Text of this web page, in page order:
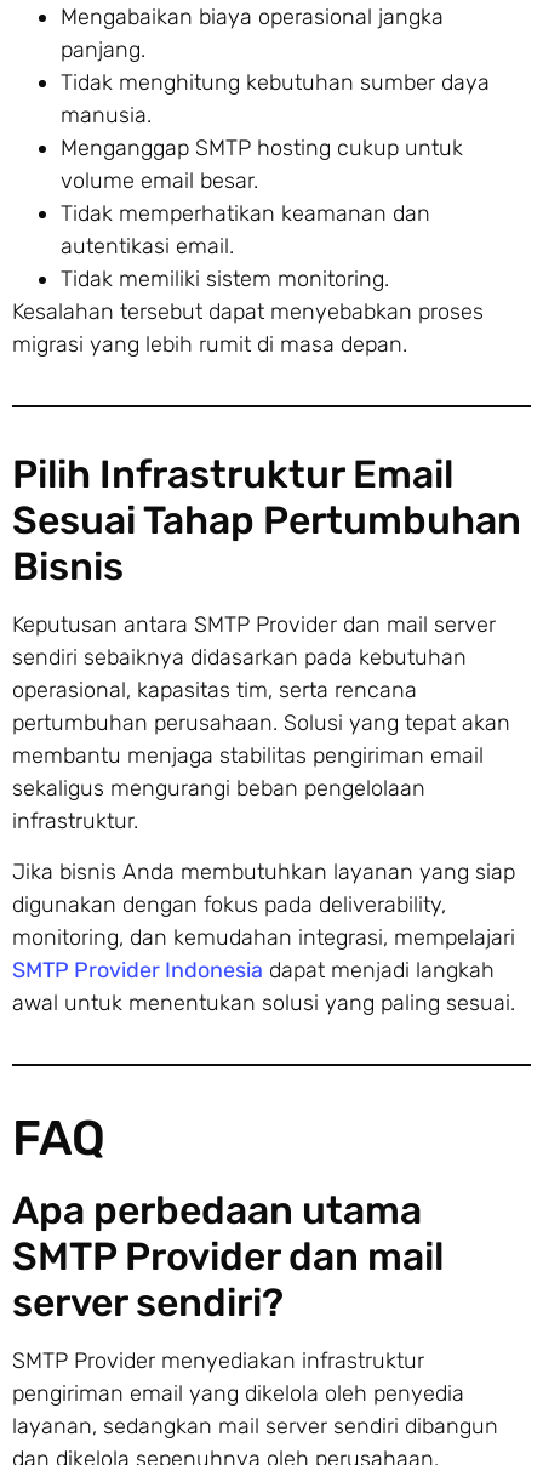
Mengabaikan biaya operasional jangka
panjang.
Tidak menghitung kebutuhan sumber daya
manusia.
Menganggap SMTP hosting cukup untuk
volume email besar.
Tidak memperhatikan keamanan dan
autentikasi email.
Tidak memiliki sistem monitoring.
Kesalahan tersebut dapat menyebabkan proses
migrasi yang lebih rumit di masa depan.
Pilih Infrastruktur Email
Sesuai Tahap Pertumbuhan
Bisnis
Keputusan antara SMTP Provider dan mail server
sendiri sebaiknya didasarkan pada kebutuhan
operasional, kapasitas tim, serta rencana
pertumbuhan perusahaan. Solusi yang tepat akan
membantu menjaga stabilitas pengiriman email
sekaligus mengurangi beban pengelolaan
infrastruktur.
Jika bisnis Anda membutuhkan layanan yang siap
digunakan dengan fokus pada deliverability,
monitoring, dan kemudahan integrasi, mempelajari
SMTP Provider Indonesia dapat menjadi langkah
awal untuk menentukan solusi yang paling sesuai.
FAQ
Apa perbedaan utama
SMTP Provider dan mail
server sendiri?
SMTP Provider menyediakan infrastruktur
pengiriman email yang dikelola oleh penyedia
layanan, sedangkan mail server sendiri dibangun
dan dikelola sepenuhnya oleh perusahaan.